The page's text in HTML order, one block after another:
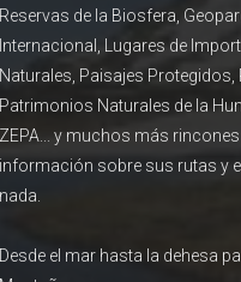
Reservas de la Biosfera,
Internacional, Lugares de
Naturales, Paisajes Protegidos,
Patrimonios Naturales de la
ZEPA... y muchos más
información sobre sus rutas y
nada.
Desde el mar hasta la dehesa